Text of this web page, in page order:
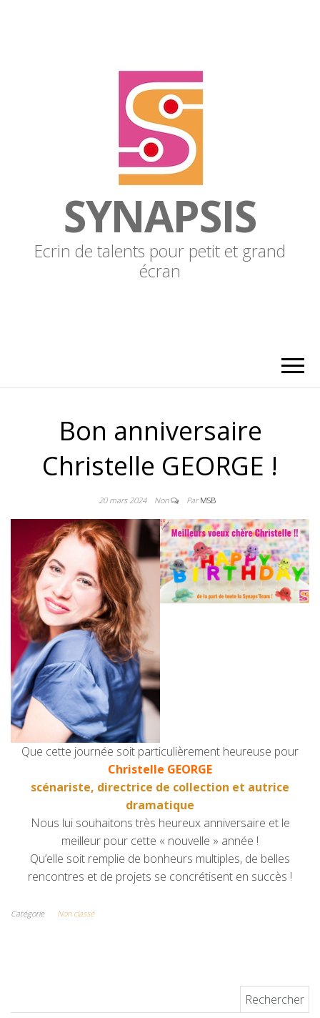
SYNAPSIS
Ecrin de talents pour petit et grand
écran
Bon anniversaire
Christelle GEORGE !
20 mars 2024 Non ParMSB
Que cette journée soit particulièrement heureuse pour
Christelle GEORGE
scénariste, directrice de collection et autrice
dramatique
Nous lui souhaitons très heureux anniversaire et le
meilleur pour cette « nouvelle » année !
Qu’elle soit remplie de bonheurs multiples, de belles
rencontres et de projets se concrétisent en succès !
Catégorie Non classé